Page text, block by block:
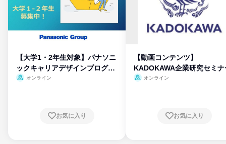
【大学1・2年生対象】パナソニ
ックキャリアデザインプログラ
ム
オンライン
お気に入り
【動画コンテンツ】
KADOKAWA企業研究セミナ
オンライン
お気に入り